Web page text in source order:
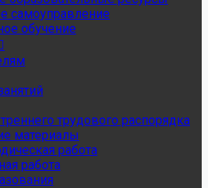
самоуправление
обучение
трудового распорядка
материалы
работа
работа